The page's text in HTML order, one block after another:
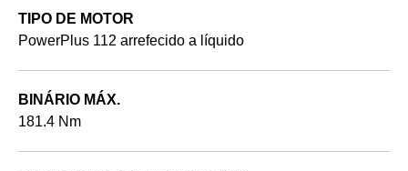
TIPO DE MOTOR
PowerPlus 112 arrefecido a líquido
BINÁRIO MÁX.
181.4 Nm